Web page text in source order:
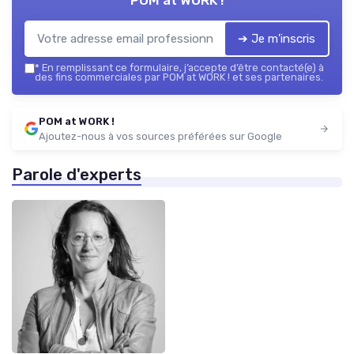
➔ Je m'inscris
* En remplissant ce formulaire, j’accepte d’être contacté(e) à
des fins commerciales par POM at WORK ! et ses partenaires.
POM at WORK !
Ajoutez-nous à vos sources préférées sur Google
Parole d'experts